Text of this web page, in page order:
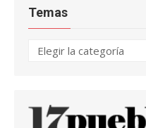
Temas
Temas